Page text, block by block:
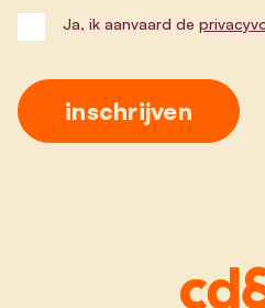
Ja, ik aanvaard de